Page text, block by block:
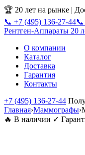
🏆 20 лет на рынке |
📞 +7 (495) 136-27-44
Рентген-Аппараты 20
О компании
Каталог
Доставка
Гарантия
Контакты
+7 (495) 136-27-44
Главная›Маммографы›
🔥 В наличии ✓